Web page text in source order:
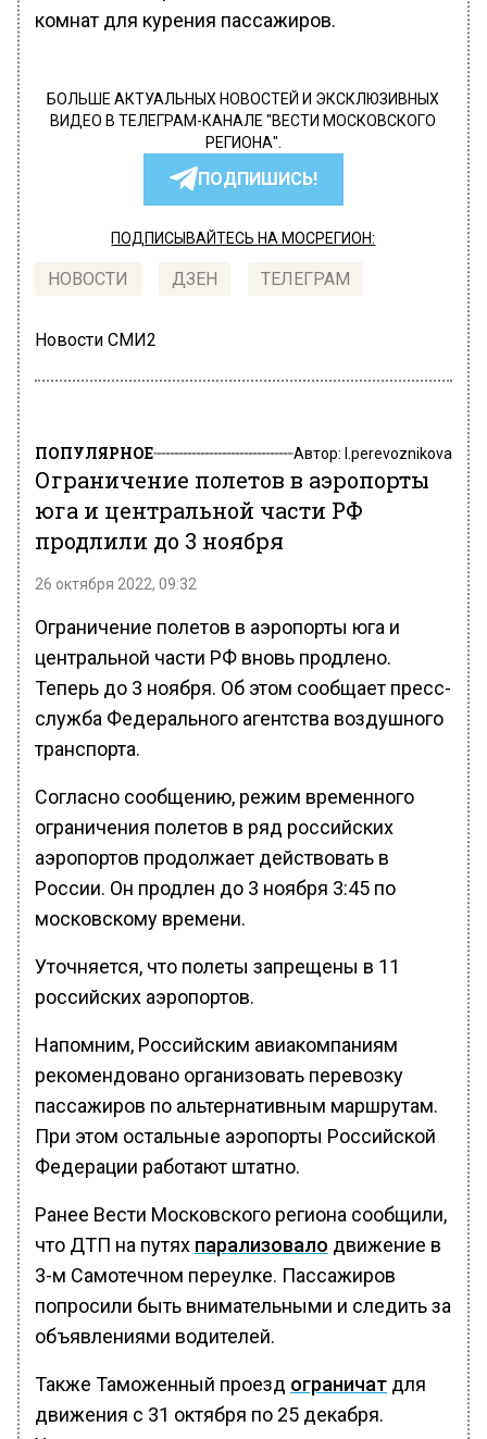
комнат для курения пассажиров.
БОЛЬШЕ АКТУАЛЬНЫХ НОВОСТЕЙ И ЭКСКЛЮЗИВНЫХ
ВИДЕО В ТЕЛЕГРАМ-КАНАЛЕ "ВЕСТИ МОСКОВСКОГО
РЕГИОНА".
ПОДПИШИСЬ!
ПОДПИСЫВАЙТЕСЬ НА МОСРЕГИОН:
НОВОСТИ ДЗЕН ТЕЛЕГРАМ
Новости СМИ2
ПОПУЛЯРНОЕ Автор: l.perevoznikova
Ограничение полетов в аэропорты
юга и центральной части РФ
продлили до 3 ноября
26 октября 2022, 09:32
Ограничение полетов в аэропорты юга и
центральной части РФ вновь продлено.
Теперь до 3 ноября. Об этом сообщает пресс-
служба Федерального агентства воздушного
транспорта.
Согласно сообщению, режим временного
ограничения полетов в ряд российских
аэропортов продолжает действовать в
России. Он продлен до 3 ноября 3:45 по
московскому времени.
Уточняется, что полеты запрещены в 11
российских аэропортов.
Напомним, Российским авиакомпаниям
рекомендовано организовать перевозку
пассажиров по альтернативным маршрутам.
При этом остальные аэропорты Российской
Федерации работают штатно.
Ранее Вести Московского региона сообщили,
что ДТП на путях парализовало движение в
3-м Самотечном переулке. Пассажиров
попросили быть внимательными и следить за
объявлениями водителей.
Также Таможенный проезд ограничат для
движения с 31 октября по 25 декабря.